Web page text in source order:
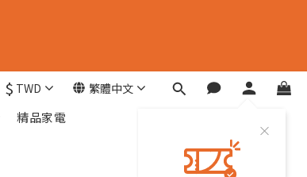
$ TWD 繁體中文
精品家電